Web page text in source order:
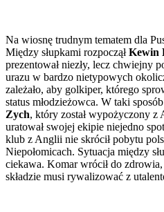
Na wiosnę trudnym tematem dla
Między słupkami rozpocząłKewin
prezentował niezły, lecz chwiejny
urazu w bardzo nietypowych
zależało, aby golkiper, którego
status młodzieżowca. W taki
Zych, który został wypożyczony z
uratował swojej ekipie niejedno
klub z Anglii nie skrócił pobytu
Niepołomicach. Sytuacja między
ciekawa. Komar wrócił do
składzie musi rywalizować z